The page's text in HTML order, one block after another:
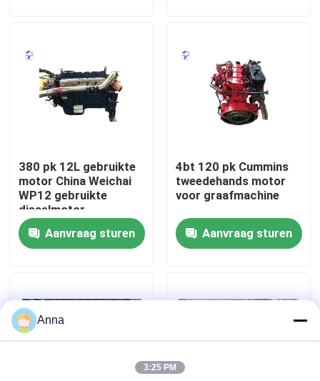
Over ons
Fabrieksreis
Contacteer ons
Vraag een offerte aan
-Motor
380 pk 12L gebruikte
motor China Weichai
WP12 gebruikte
dieselmotor
Aanvraag sturen
4bt 120 pk Cummins
tweedehands motor
voor graafmachine
Aanvraag sturen
Anna
3:25 PM